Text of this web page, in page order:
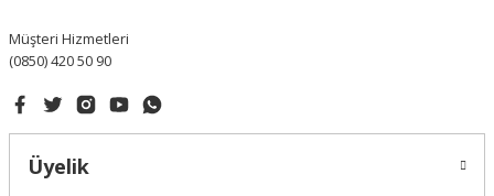
Müşteri Hizmetleri
(0850) 420 50 90
Üyelik